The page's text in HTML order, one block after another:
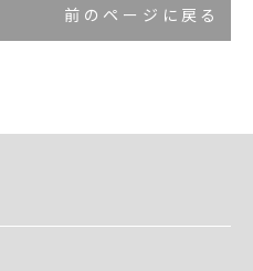
前のページに戻る